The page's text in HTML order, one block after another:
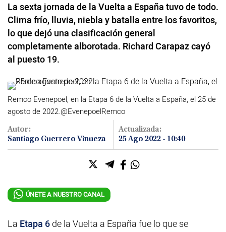
Sociedad
Trending
Ciencia y Tecnología
Firmas
Internacional
Especiales
La sexta jornada de la Vuelta a España tuvo de todo.
Clima frío, lluvia, niebla y batalla entre los favoritos,
lo que dejó una clasificación general
completamente alborotada. Richard Carapaz cayó
al puesto 19.
Remco Evenepoel, en la Etapa 6 de la Vuelta a España, el 25 de
agosto de 2022.@EvenepoelRemco
Autor:
Santiago Guerrero Vinueza
Actualizada:
25 Ago 2022 - 10:40
ÚNETE A NUESTRO CANAL
La Etapa 6de la Vuelta a España fue lo que se